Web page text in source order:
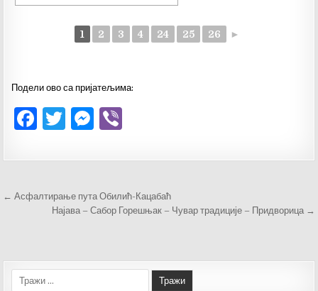
1 2 3 4 24 25 26 ►
Подели ово са пријатељима:
F
c
o
k
T
it
r
M
se
n
g
er
Кретање
чланка
← Асфалтирање пута Обилић-Кацабаћ
Најава – Сабор Горешњак – Чувар традиције – Придворица →
Тражи: